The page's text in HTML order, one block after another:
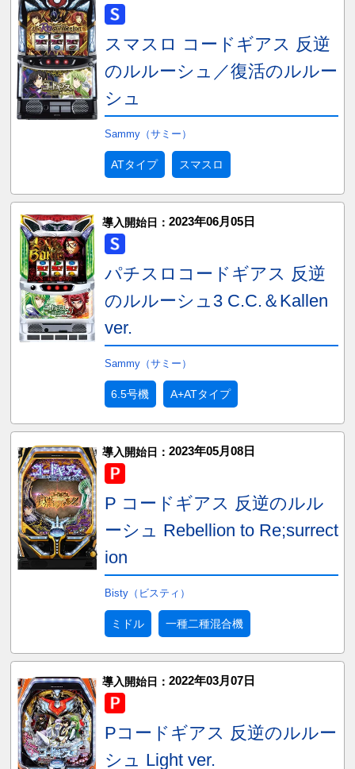
スマスロ コードギアス 反逆
のルルーシュ／復活のルルー
シュ
Sammy（サミー）
ATタイプ スマスロ
導入開始日： 2023年06月05日
パチスロコードギアス 反逆
のルルーシュ3 C.C.＆Kallen
ver.
Sammy（サミー）
6.5号機 A+ATタイプ
導入開始日： 2023年05月08日
P コードギアス 反逆のルル
ーシュ Rebellion to Re;surrect
ion
Bisty（ビスティ）
ミドル 一種二種混合機
導入開始日： 2022年03月07日
Pコードギアス 反逆のルルー
シュ Light ver.